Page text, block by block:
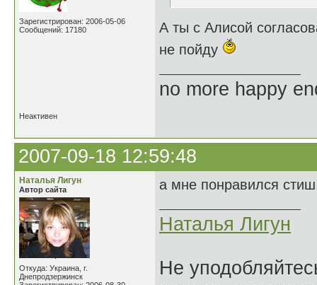
Зарегистрирован: 2006-05-06
Сообщений: 17180
А ты с Алисой
не пойду
no more happy
Неактивен
2007-09-18 12:59:48
Наталья Лигун
Автор сайта
Откуда: Украина, г.
Днепродзержинск
а мне понравился
Наталья Лигун
Не